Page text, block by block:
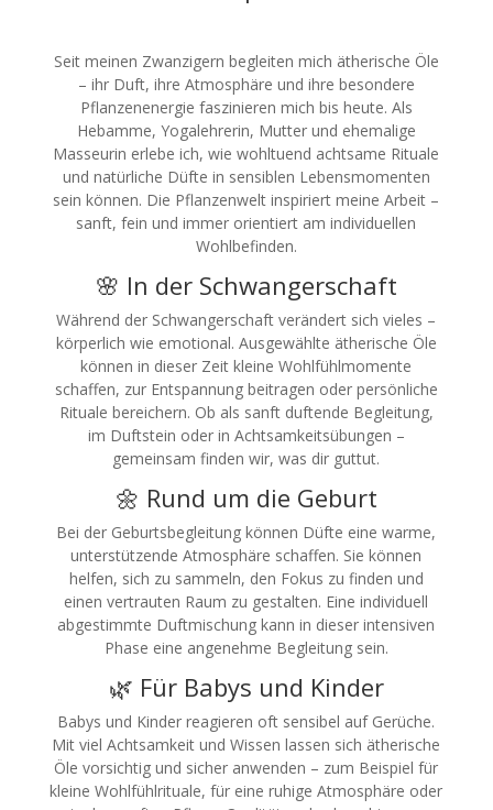
Seit meinen Zwanzigern begleiten mich ätherische Öle
– ihr Duft, ihre Atmosphäre und ihre besondere
Pflanzenenergie faszinieren mich bis heute. Als
Hebamme, Yogalehrerin, Mutter und ehemalige
Masseurin erlebe ich, wie wohltuend achtsame Rituale
und natürliche Düfte in sensiblen Lebensmomenten
sein können. Die Pflanzenwelt inspiriert meine Arbeit –
sanft, fein und immer orientiert am individuellen
Wohlbefinden.
🌸 In der Schwangerschaft
Während der Schwangerschaft verändert sich vieles –
körperlich wie emotional. Ausgewählte ätherische Öle
können in dieser Zeit kleine Wohlfühlmomente
schaffen, zur Entspannung beitragen oder persönliche
Rituale bereichern. Ob als sanft duftende Begleitung,
im Duftstein oder in Achtsamkeitsübungen –
gemeinsam finden wir, was dir guttut.
🌼 Rund um die Geburt
Bei der Geburtsbegleitung können Düfte eine warme,
unterstützende Atmosphäre schaffen. Sie können
helfen, sich zu sammeln, den Fokus zu finden und
einen vertrauten Raum zu gestalten. Eine individuell
abgestimmte Duftmischung kann in dieser intensiven
Phase eine angenehme Begleitung sein.
🌿 Für Babys und Kinder
Babys und Kinder reagieren oft sensibel auf Gerüche.
Mit viel Achtsamkeit und Wissen lassen sich ätherische
Öle vorsichtig und sicher anwenden – zum Beispiel für
kleine Wohlfühlrituale, für eine ruhige Atmosphäre oder